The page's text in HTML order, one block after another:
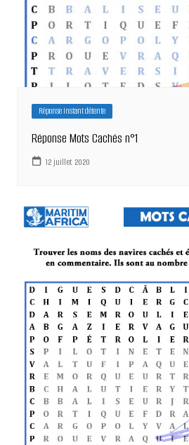
Réponse Instant détente
Réponse Mots Cachés n°1
12 juillet 2020